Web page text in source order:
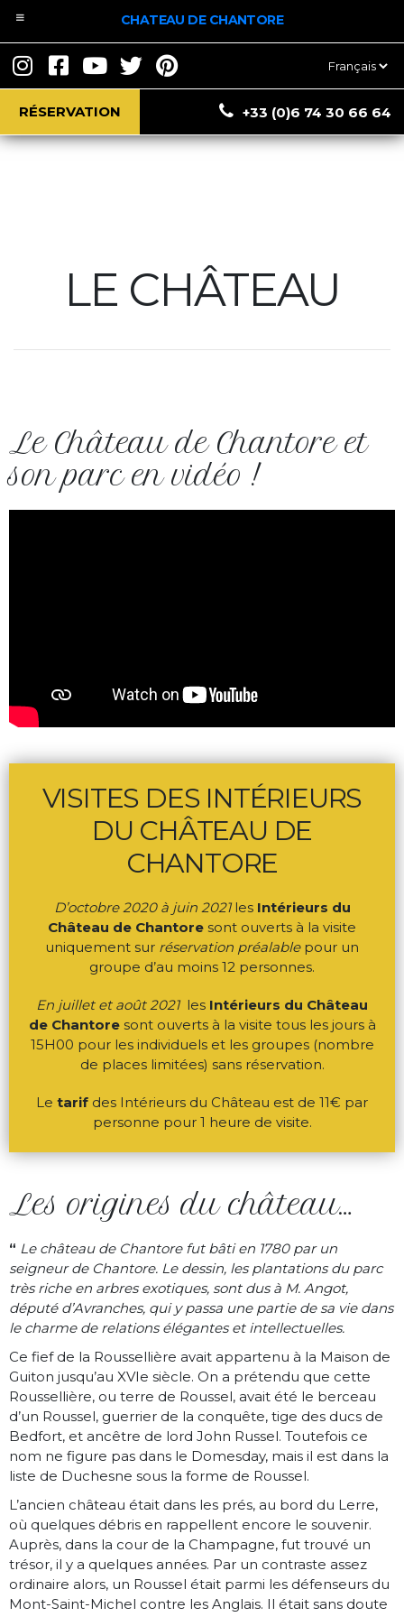
CHATEAU DE CHANTORE
RÉSERVATION +33 (0)6 74 30 66 64
Choisir
LE CHÂTEAU
Le Château de Chantore et
son parc en vidéo !
VISITES DES INTÉRIEURS
DU CHÂTEAU DE
CHANTORE
D’octobre 2020 à juin 2021les Intérieurs du
Château de Chantore sont ouverts à la visite
uniquement sur réservation préalablepour un
groupe d’au moins 12 personnes.
En juillet et août 2021 les Intérieurs du Château
de Chantoresont ouverts à la visite tous les jours à
15H00 pour les individuels et les groupes (nombre
de places limitées) sans réservation.
Le tarif des Intérieurs du Château est de 11€ par
personne pour 1 heure de visite.
Les origines du château…
“ Le château de Chantore fut bâti en 1780 par un
seigneur de Chantore. Le dessin, les plantations du parc
très riche en arbres exotiques, sont dus à M. Angot,
député d’Avranches, qui y passa une partie de sa vie dans
le charme de relations élégantes et intellectuelles.
Ce fief de la Roussellière avait appartenu à la Maison de
Guiton jusqu’au XVIe siècle. On a prétendu que cette
Roussellière, ou terre de Roussel, avait été le berceau
d’un Roussel, guerrier de la conquête, tige des ducs de
Bedfort, et ancêtre de lord John Russel. Toutefois ce
nom ne figure pas dans le Domesday, mais il est dans la
liste de Duchesne sous la forme de Roussel.
L’ancien château était dans les prés, au bord du Lerre,
où quelques débris en rappellent encore le souvenir.
Auprès, dans la cour de la Champagne, fut trouvé un
trésor, il y a quelques années. Par un contraste assez
ordinaire alors, un Roussel était parmi les défenseurs du
Mont-Saint-Michel contre les Anglais. Il était sans doute